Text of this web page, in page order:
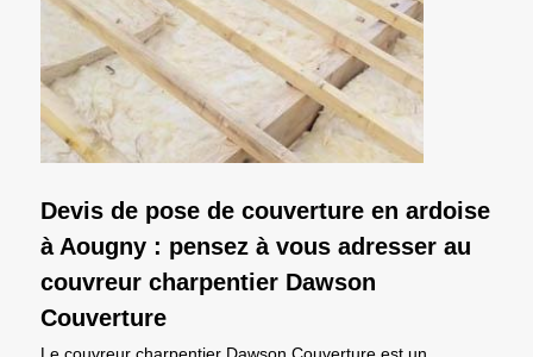
Devis de pose de couverture en ardoise
à Aougny : pensez à vous adresser au
couvreur charpentier Dawson
Couverture
Le couvreur charpentier Dawson Couverture est un